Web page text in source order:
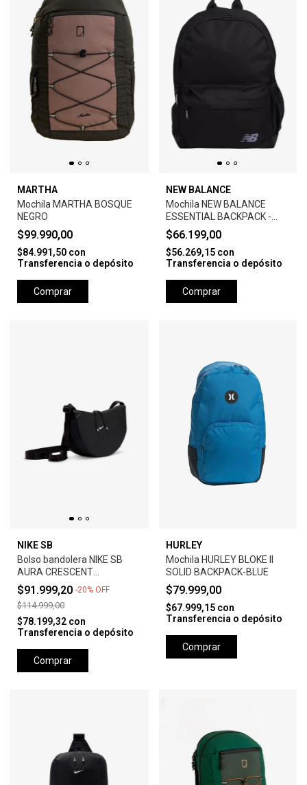
MARTHA
Mochila MARTHA BOSQUE
NEGRO
$99.990,00
$84.991,50 con
Transferencia o depósito
Comprar
NEW BALANCE
Mochila NEW BALANCE
ESSENTIAL BACKPACK -
BLACK
$66.199,00
$56.269,15 con
Transferencia o depósito
Comprar
NIKE SB
Bolso bandolera NIKE SB
AURA CRESCENT
CROSSBODY
$91.999,20 -20% OFF
$114.999,00
$78.199,32 con
Transferencia o depósito
Comprar
HURLEY
Mochila HURLEY BLOKE II
SOLID BACKPACK-BLUE
$79.999,00
$67.999,15 con
Transferencia o depósito
Comprar